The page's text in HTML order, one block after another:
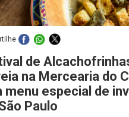
de
na Mercearia do
menu especial de
Paulo